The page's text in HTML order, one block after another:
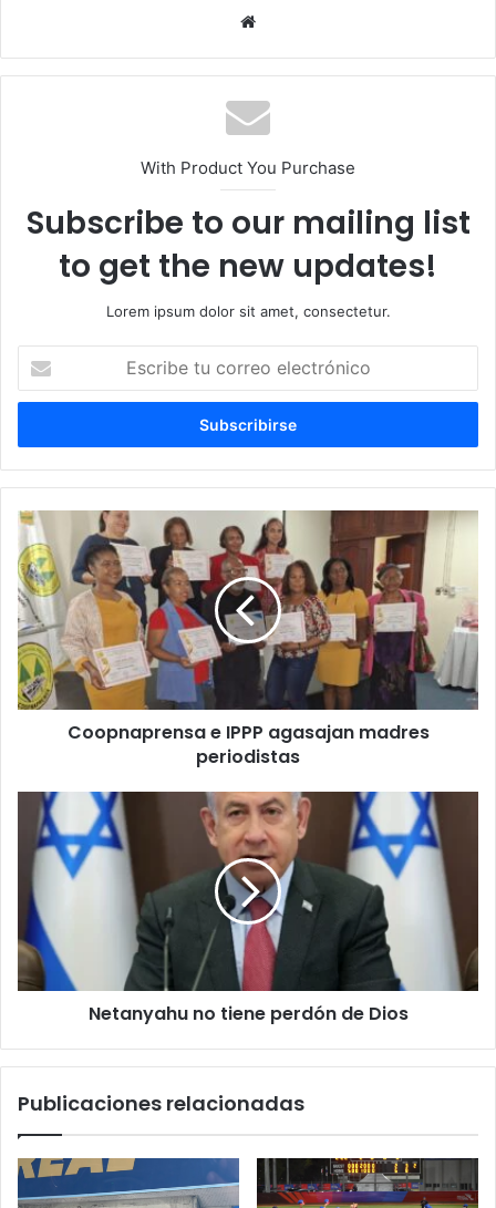
With Product You Purchase
Subscribe to our mailing list
to get the new updates!
Lorem ipsum dolor sit amet, consectetur.
correo
Coopnaprensa
IPPP
agasajan
madres
periodistas
Coopnaprensa e IPPP agasajan madres
periodistas
Netanyahu
tiene
perdón
de
Dios
Netanyahu no tiene perdón de Dios
Publicaciones relacionadas